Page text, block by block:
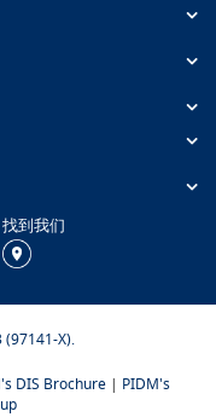
找到我们
(97141-X).
DIS Brochure | PIDM's